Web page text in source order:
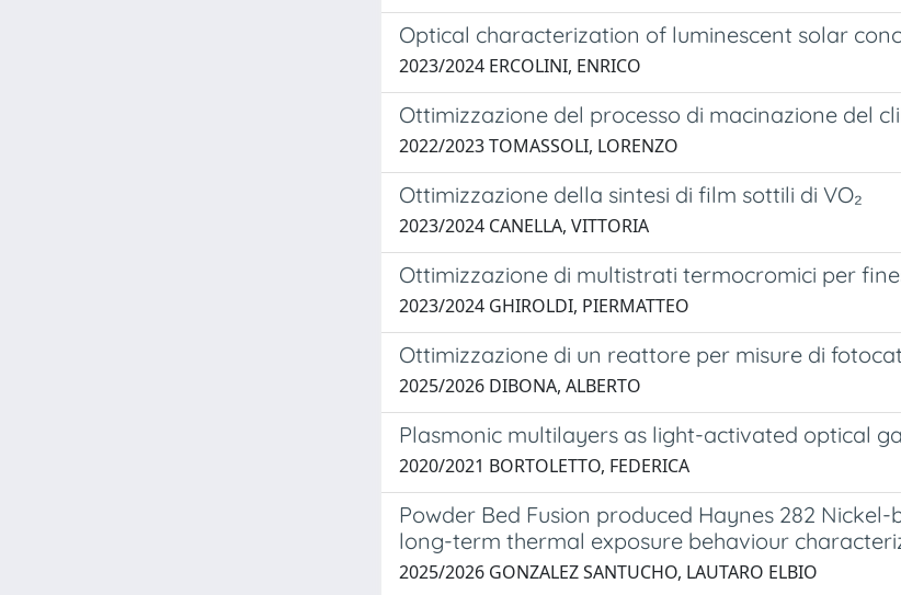
Optical characterization of luminescent solar
2023/2024 ERCOLINI, ENRICO
Ottimizzazione del processo di macinazione del
2022/2023 TOMASSOLI, LORENZO
Ottimizzazione della sintesi di film sottili di VO₂
2023/2024 CANELLA, VITTORIA
Ottimizzazione di multistrati termocromici per
2023/2024 GHIROLDI, PIERMATTEO
Ottimizzazione di un reattore per misure di
2025/2026 DIBONA, ALBERTO
Plasmonic multilayers as light-activated optical
2020/2021 BORTOLETTO, FEDERICA
Powder Bed Fusion produced Haynes 282
long-term thermal exposure behaviour
2025/2026 GONZALEZ SANTUCHO, LAUTARO ELBIO